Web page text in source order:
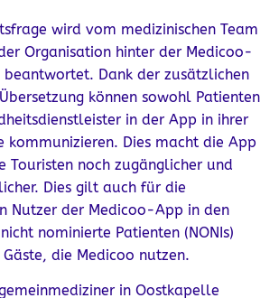
wird vom medizinischen Team
Organisation hinter der Medicoo-
Dank der zusätzlichen
können sowohl Patienten
in der App in ihrer
kommunizieren. Dies macht die App
Touristen noch zugänglicher und
Dies gilt auch für die
Nutzer der Medicoo-App in den
nominierte Patienten (NONIs)
die Medicoo nutzen.
in Oostkapelle